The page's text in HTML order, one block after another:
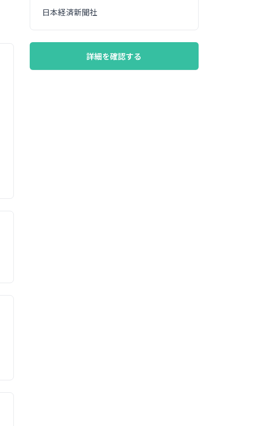
日本経済新聞社
詳細を確認する